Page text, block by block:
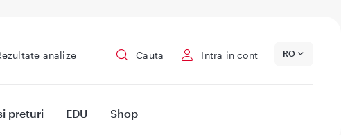
analize Cauta Intra in cont RO
preturi EDU Shop